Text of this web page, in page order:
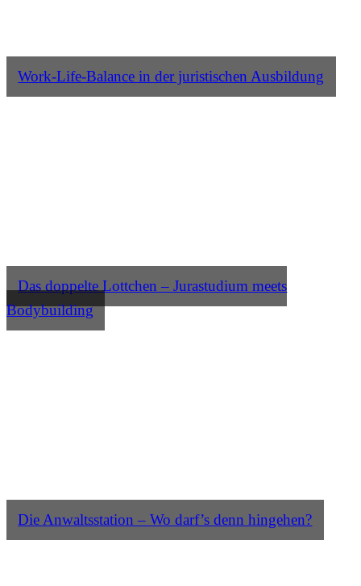
Work-Life-Balance in der juristischen Ausbildung
Das doppelte Lottchen – Jurastudium meets
Bodybuilding
Die Anwaltsstation – Wo darf’s denn hingehen?